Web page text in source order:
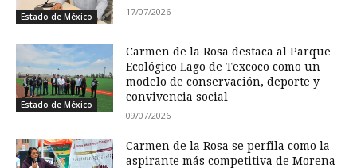
Estado de México 17/07/2026
Estado de México
Carmen de la Rosa destaca al Parque
Ecológico Lago de Texcoco como un
modelo de conservación, deporte y
convivencia social
09/07/2026
Carmen de la Rosa se perfila como la
aspirante más competitiva de Morena